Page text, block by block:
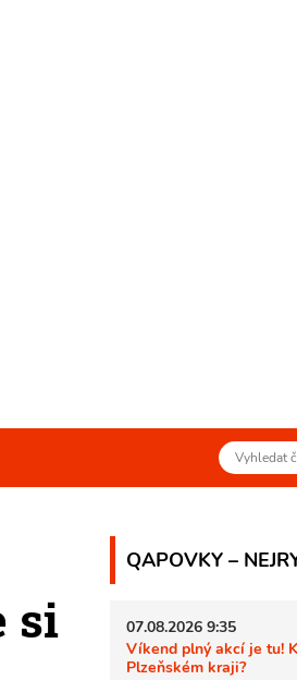
si
QAPOVKY –
07.08.2026 9:35
Víkend plný akcí je tu!
Plzeňském kraji?